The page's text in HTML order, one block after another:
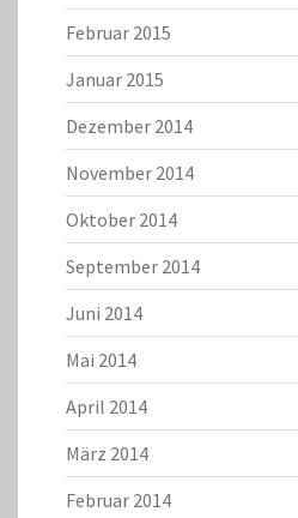
Februar 2015
Januar 2015
Dezember 2014
November 2014
Oktober 2014
September 2014
Juni 2014
Mai 2014
April 2014
März 2014
Februar 2014